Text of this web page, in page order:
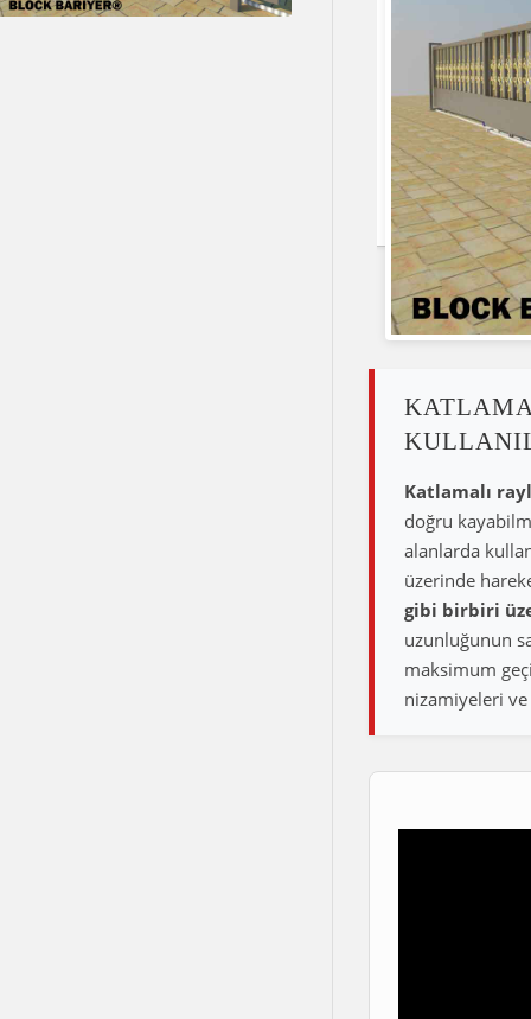
Katlamalı
doğru
alanlarda
üzerinde
gibi birbiri
uzunluğunun
maksimum
nizamiyeleri